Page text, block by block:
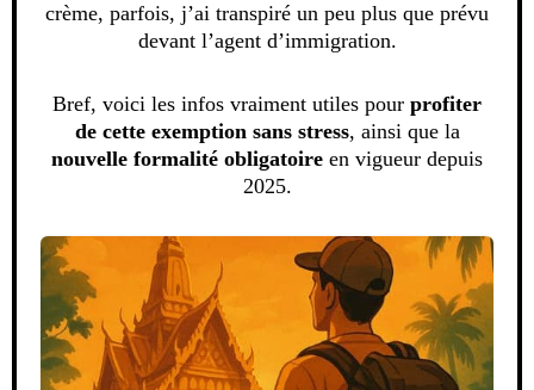
crème, parfois, j’ai transpiré un peu plus que prévu
devant l’agent d’immigration.
Bref, voici les infos vraiment utiles pour profiter
de cette exemption sans stress, ainsi que la
nouvelle formalité obligatoire en vigueur depuis
2025.